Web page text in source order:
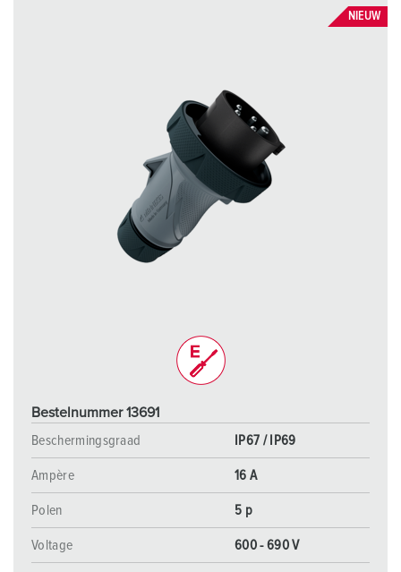
NIEUW
Bestelnummer 13691
Beschermingsgraad
IP67 / IP69
Ampère 16 A
Polen 5 p
Voltage 600 - 690 V